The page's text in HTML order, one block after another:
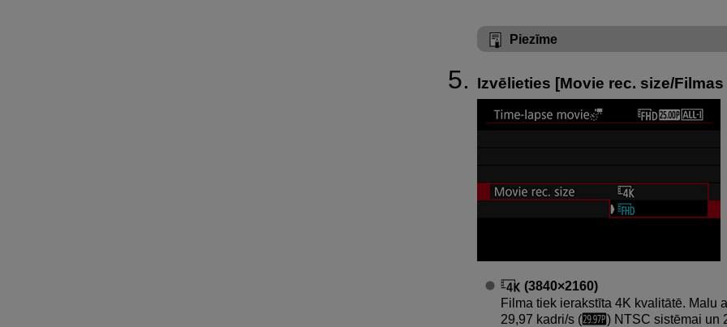
Piezīme
Izvēlieties [Movie rec. size/
(3840×2160)
Filma tiek ierakstīta 4K kvalitātē. Malu
29,97 kadri/s (
) NTSC sistēmai un